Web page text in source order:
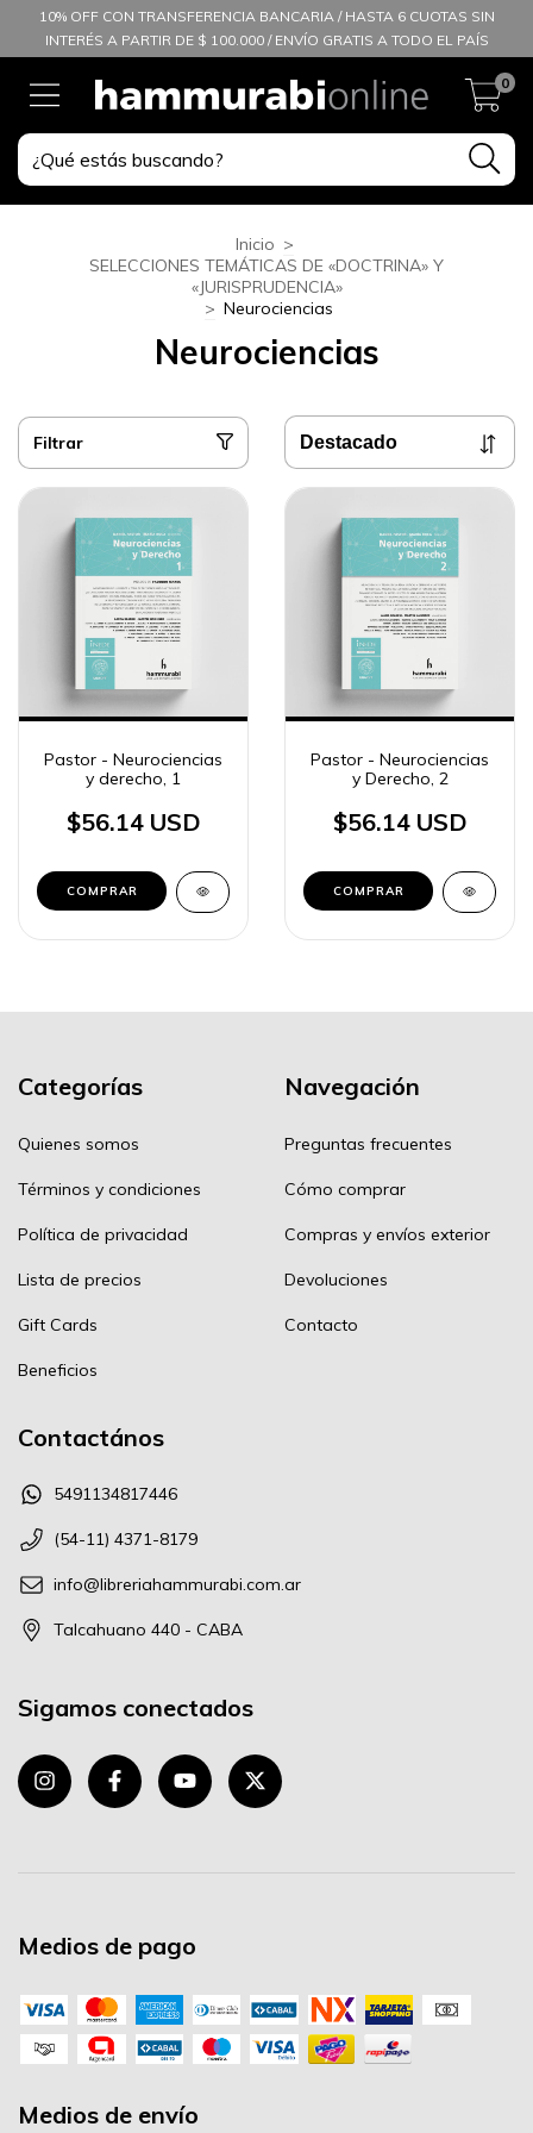
10% OFF CON TRANSFERENCIA BANCARIA / HASTA 6 CUOTAS SIN
INTERÉS A PARTIR DE $ 100.000 / ENVÍO GRATIS A TODO EL PAÍS
0
Inicio >
SELECCIONES TEMÁTICAS DE «DOCTRINA» Y
«JURISPRUDENCIA»
> Neurociencias
Neurociencias
Filtrar
Pastor - Neurociencias
y derecho, 1
$56.14 USD
COMPRAR
Pastor - Neurociencias
y Derecho, 2
$56.14 USD
COMPRAR
Categorías
Quienes somos
Términos y condiciones
Política de privacidad
Lista de precios
Gift Cards
Beneficios
Navegación
Preguntas frecuentes
Cómo comprar
Compras y envíos exterior
Devoluciones
Contacto
Contactános
5491134817446
(54-11) 4371-8179
info@libreriahammurabi.com.ar
Talcahuano 440 - CABA
Sigamos conectados
Medios de pago
Medios de envío